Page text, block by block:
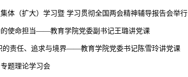
体（扩大）学习暨 学习贯彻全国两会精神辅导报告会举行
使命担当——教育学院党委副书记王璐讲党课
的责任、追求与境界——教育学院党委书记陈雪玲讲党课
题理论学习会